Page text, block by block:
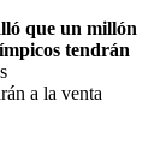
que un millón
tendrán
a la venta